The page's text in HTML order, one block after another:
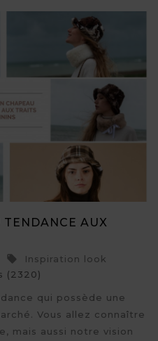
AUX

Inspiration look
(2320)
qui possède une
Vous allez connaître
mais aussi notre vision